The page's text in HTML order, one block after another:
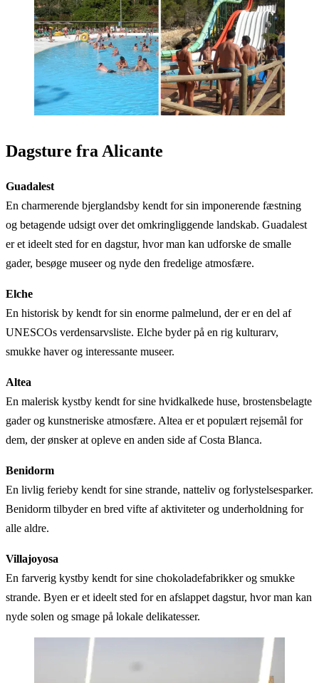
Dagsture fra Alicante
Guadalest
En charmerende bjerglandsby kendt for sin imponerende fæstning
og betagende udsigt over det omkringliggende landskab. Guadalest
er et ideelt sted for en dagstur, hvor man kan udforske de smalle
gader, besøge museer og nyde den fredelige atmosfære.
Elche
En historisk by kendt for sin enorme palmelund, der er en del af
UNESCOs verdensarvsliste. Elche byder på en rig kulturarv,
smukke haver og interessante museer.
Altea
En malerisk kystby kendt for sine hvidkalkede huse, brostensbelagte
gader og kunstneriske atmosfære. Altea er et populært rejsemål for
dem, der ønsker at opleve en anden side af Costa Blanca.
Benidorm
En livlig ferieby kendt for sine strande, natteliv og forlystelsesparker.
Benidorm tilbyder en bred vifte af aktiviteter og underholdning for
alle aldre.
Villajoyosa
En farverig kystby kendt for sine chokoladefabrikker og smukke
strande. Byen er et ideelt sted for en afslappet dagstur, hvor man kan
nyde solen og smage på lokale delikatesser.